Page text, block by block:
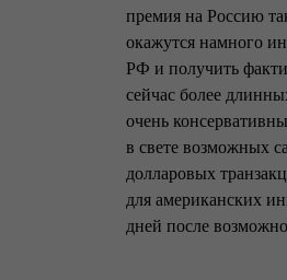
премия на Россию
окажутся намного
РФ и получить
сейчас более
очень
в свете возможных
долларовых
для американских
дней после